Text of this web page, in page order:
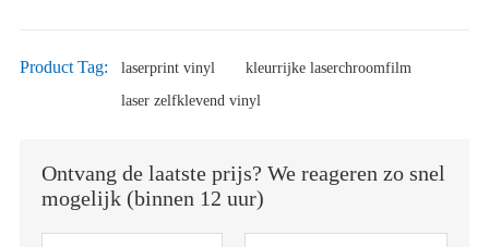
Product Tag: laserprint vinyl
kleurrijke laserchroomfilm
laser zelfklevend vinyl
Ontvang de laatste prijs? We reageren zo snel
mogelijk (binnen 12 uur)